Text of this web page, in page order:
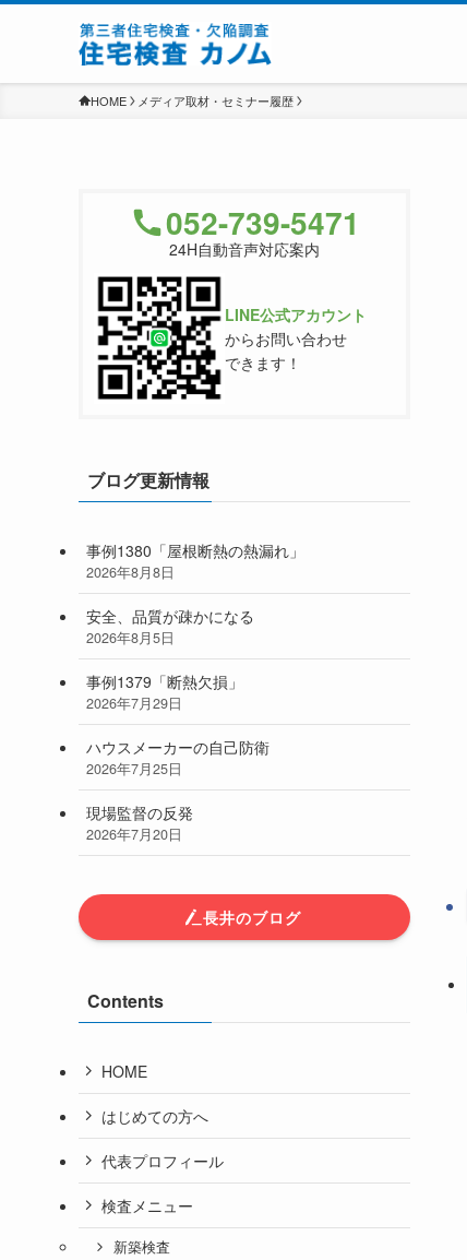
HOME メディア取材・セミナー履歴
052-739-5471
24H自動音声対応案内
LINE公式アカウント
からお問い合わせ
できます！
ブログ更新情報
事例1380「屋根断熱の熱漏れ」
2026年8月8日
安全、品質が疎かになる
2026年8月5日
事例1379「断熱欠損」
2026年7月29日
ハウスメーカーの自己防衛
2026年7月25日
現場監督の反発
2026年7月20日
長井のブログ
Contents
HOME
はじめての方へ
代表プロフィール
検査メニュー
新築検査